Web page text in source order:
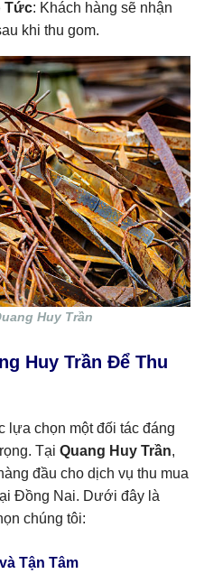
Tức: Khách hàng sẽ nhận
khi thu gom.
Huy Trần
Huy Trần Để Thu
lựa chọn một đối tác đáng
Tại Quang Huy Trần,
đầu cho dịch vụ thu mua
Đồng Nai. Dưới đây là
chúng tôi:
Tận Tâm